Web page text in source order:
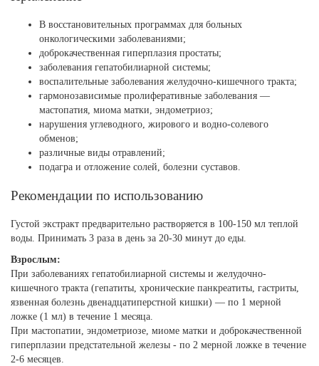
В восстановительных программах для больных
онкологическими заболеваниями;
доброкачественная гиперплазия простаты;
заболевания гепатобилиарной системы;
воспалительные заболевания желудочно-кишечного тракта;
гармонозависимые пролиферативные заболевания —
мастопатия, миома матки, эндометриоз;
нарушения углеводного, жирового и водно-солевого
обменов;
различные виды отравлений;
подагра и отложение солей, болезни суставов.
Рекомендации по использованию
Густой экстракт предварительно растворяется в 100-150 мл теплой
воды. Принимать 3 раза в день за 20-30 минут до еды.
Взрослым:
При заболеваниях гепатобилиарной системы и желудочно-
кишечного тракта (гепатиты, хронические панкреатиты, гастриты,
язвенная болезнь двенадцатиперстной кишки) — по 1 мерной
ложке (1 мл) в течение 1 месяца.
При мастопатии, эндометриозе, миоме матки и доброкачественной
гиперплазии предстательной железы - по 2 мерной ложке в течение
2-6 месяцев.